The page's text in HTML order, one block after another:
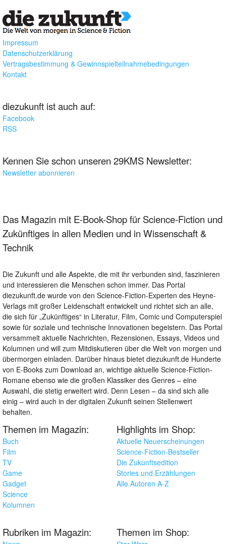
Impressum
Datenschutzerklärung
Vertragsbestimmung & Gewinnspielteilnahmebedingungen
Kontakt
diezukunft ist auch auf:
Facebook
RSS
Kennen Sie schon unseren 29KMS Newsletter:
Newsletter abonnieren
Das Magazin mit E-Book-Shop für Science-Fiction und
Zukünftiges in allen Medien und in Wissenschaft &
Technik
Die Zukunft und alle Aspekte, die mit ihr verbunden sind, faszinieren
und interessieren die Menschen schon immer. Das Portal
diezukunft.de wurde von den Science-Fiction-Experten des Heyne-
Verlags mit großer Leidenschaft entwickelt und richtet sich an alle,
die sich für „Zukünftiges“ in Literatur, Film, Comic und Computerspiel
sowie für soziale und technische Innovationen begeistern. Das Portal
versammelt aktuelle Nachrichten, Rezensionen, Essays, Videos und
Kolumnen und will zum Mitdiskutieren über die Welt von morgen und
übermorgen einladen. Darüber hinaus bietet diezukunft.de Hunderte
von E-Books zum Download an, wichtige aktuelle Science-Fiction-
Romane ebenso wie die großen Klassiker des Genres – eine
Auswahl, die stetig erweitert wird. Denn Lesen – da sind sich alle
einig – wird auch in der digitalen Zukunft seinen Stellenwert
behalten.
Themen im Magazin:
Buch
Film
TV
Game
Gadget
Science
Kolumnen
Highlights im Shop:
Aktuelle Neuerscheinungen
Science-Fiction-Bestseller
Die Zukunftsedition
Stories und Erzählungen
Alle Autoren A-Z
Rubriken im Magazin: Themen im Shop: